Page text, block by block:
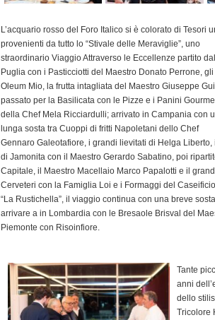
L’acquario rosso del Foro Italico si è colorato di Tesori
provenienti da tutto lo “Stivale delle Meraviglie”, uno
straordinario Viaggio Attraverso le Eccellenze partito
Puglia con i Pasticciotti del Maestro Donato Perrone,
Oleum Mio, la frutta intagliata del Maestro Giuseppe
passato per la Basilicata con le Pizze e i Panini
della Chef Mela Ricciardulli; arrivato in Campania con
lunga sosta tra Cuoppi di fritti Napoletani dello Chef
Gennaro Galeotafiore, i grandi lievitati di Helga
di Jamonita con il Maestro Gerardo Sabatino, poi
Capitale, il Maestro Macellaio Marco Papalotti e il
Cerveteri con la Famiglia Loi e i Formaggi del
“La Rustichella”, il viaggio continua con una breve
arrivare a in Lombardia con le Bresaole Brisval del
Piemonte con Risoinfiore.
Tante
anni
dello
Tricolore